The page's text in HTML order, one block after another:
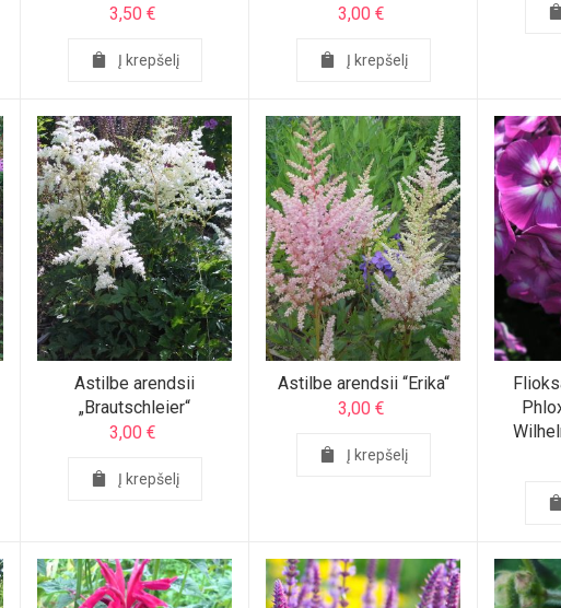
3,50 €
Į krepšelį
3,00 €
Į krepšelį
Astilbe arendsii
„Brautschleier“
3,00 €
Į krepšelį
Astilbe arendsii “Erika“
3,00 €
Į krepšelį